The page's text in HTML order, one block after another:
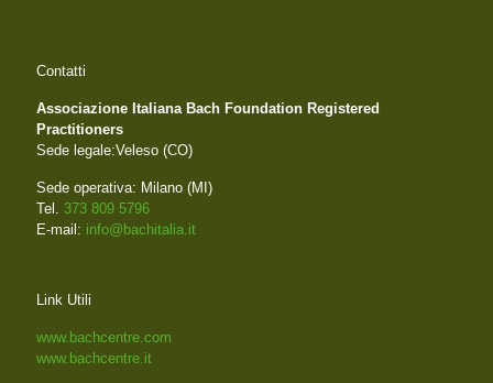
Contatti
Associazione Italiana Bach Foundation Registered
Practitioners
Sede legale:Veleso (CO)
Sede operativa: Milano (MI)
Tel. 373 809 5796
E-mail: info@bachitalia.it
Link Utili
www.bachcentre.com
www.bachcentre.it